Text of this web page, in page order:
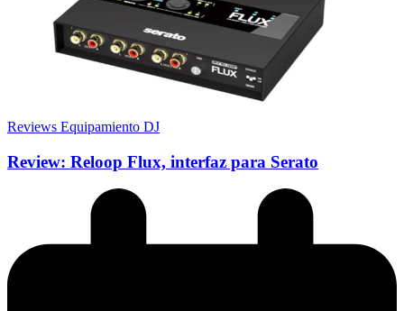
Reviews Equipamiento DJ
Review: Reloop Flux, interfaz para Serato